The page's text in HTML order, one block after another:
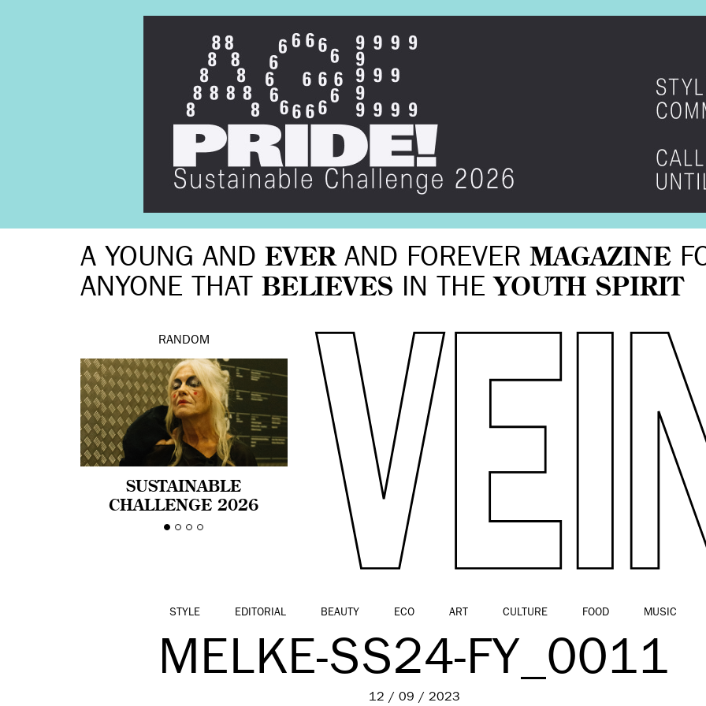
A YOUNG AND EVERAND FOREVER MAGAZINE
ANYONE THAT BELIEVES IN THE YOUTH SPIRIT
RANDOM
SUSTAINABLE
CHALLENGE 2026
CELEBRA LA
STYLE EDITORIAL BEAUTY ECO ART CULTURE FOOD MUSIC
MELKE-SS24-FY_0011
12 / 09 / 2023